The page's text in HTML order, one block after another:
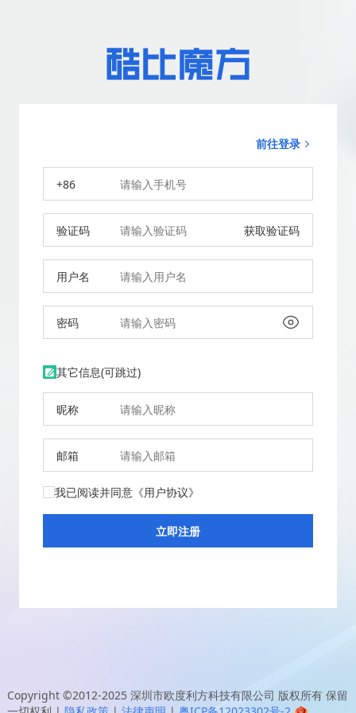
前往登录
+86
验证码 获取验证码
用户名
密码
其它信息(可跳过)
昵称
邮箱
我已阅读并同意 《用户协议》
Copyright ©2012-2025 深圳市欧度利方科技有限公司 版权所有 保留